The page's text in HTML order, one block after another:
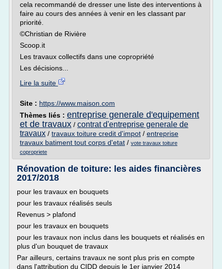
cela recommandé de dresser une liste des interventions à
faire au cours des années à venir en les classant par
priorité.
©Christian de Rivière
Scoop.it
Les travaux collectifs dans une copropriété
Les décisions...
Lire la suite
Site : https://www.maison.com
Thèmes liés : entreprise generale d'equipement
et de travaux / contrat d'entreprise generale de
travaux / travaux toiture credit d'impot / entreprise
travaux batiment tout corps d'etat / vote travaux toiture
copropriete
Rénovation de toiture: les aides financières
2017/2018
pour les travaux en bouquets
pour les travaux réalisés seuls
Revenus > plafond
pour les travaux en bouquets
pour les travaux non inclus dans les bouquets et réalisés en
plus d'un bouquet de travaux
Par ailleurs, certains travaux ne sont plus pris en compte
dans l'attribution du CIDD depuis le 1er janvier 2014